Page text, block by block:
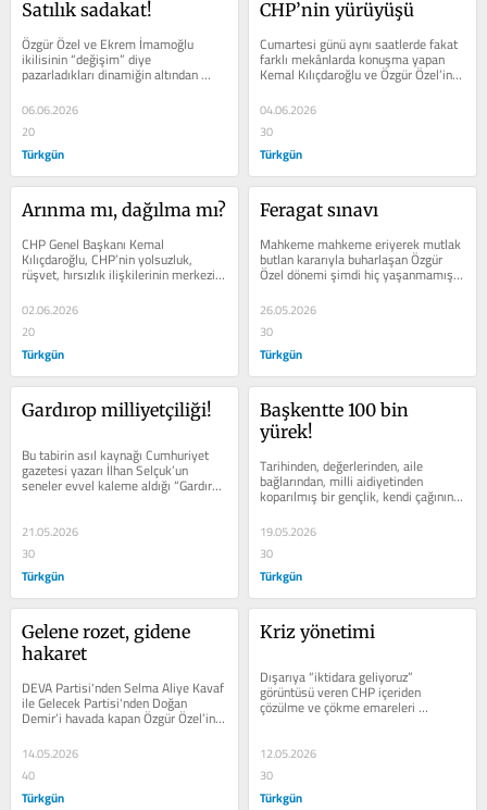
Satılık sadakat!
Özgür Özel ve Ekrem İmamoğlu
ikilisinin “değişim” diye
pazarladıkları dinamiğin altından
delege ayartma, makam pazarlığı,
adaylık...
06.06.2026
20
Türkgün
CHP’nin yürüyüşü
Cumartesi günü aynı saatlerde fakat
farklı mekânlarda konuşma yapan
Kemal Kılıçdaroğlu ve Özgür Özel’in
konuşmalarındaki ortak kelime...
04.06.2026
30
Türkgün
Arınma mı, dağılma mı?
CHP Genel Başkanı Kemal
Kılıçdaroğlu, CHP’nin yolsuzluk,
rüşvet, hırsızlık ilişkilerinin merkezi
haline gelmesinden ötürü defalarca...
02.06.2026
20
Türkgün
Feragat sınavı
Mahkeme mahkeme eriyerek mutlak
butlan kararıyla buharlaşan Özgür
Özel dönemi şimdi hiç yaşanmamış
gibi CHP 4-5 Kasım 2023...
26.05.2026
30
Türkgün
Gardırop milliyetçiliği!
Bu tabirin asıl kaynağı Cumhuriyet
gazetesi yazarı İlhan Selçuk’un
seneler evvel kaleme aldığı “Gardırop
21.05.2026
30
Türkgün
Başkentte 100 bin
yürek!
Tarihinden, değerlerinden, aile
bağlarından, milli aidiyetinden
koparılmış bir gençlik, kendi çağının
öznesi olmaktan çıkarak...
19.05.2026
30
Türkgün
Gelene rozet, gidene
hakaret
DEVA Partisi'nden Selma Aliye Kavaf
ile Gelecek Partisi'nden Doğan
Demir’i havada kapan Özgür Özel’in
yeni bir siyasetçi CHP’ye katılınca...
14.05.2026
40
Türkgün
Kriz yönetimi
Dışarıya “iktidara geliyoruz”
görüntüsü veren CHP içeriden
çözülme ve çökme emareleri
veriyor.Uşak Belediye Başkanı Özkan
12.05.2026
30
Türkgün